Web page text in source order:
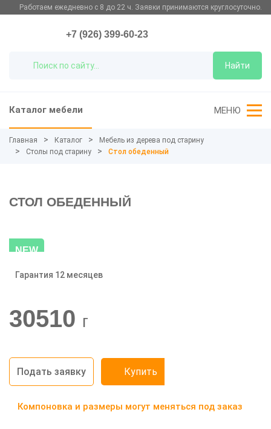
Работаем ежедневно с 8 до 22 ч. Заявки принимаются круглосуточно.
Найти
+7 (926) 399-60-23
Каталог мебели МЕНЮ
Главная Каталог
Мебель из дерева под старину
Столы под старину
Стол обеденный
СТОЛ ОБЕДЕННЫЙ
NEW
-20%
Гарантия 12 месяцев
30510 г
Подать заявку Купить
Компоновка и размеры могут меняться под заказ